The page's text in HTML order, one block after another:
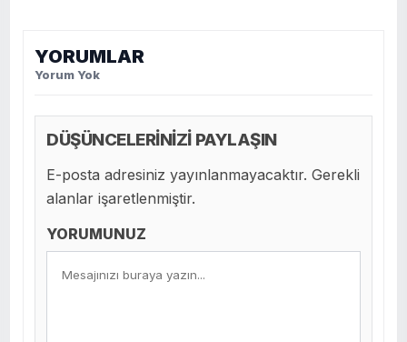
YORUMLAR
Yorum Yok
DÜŞÜNCELERİNİZİ PAYLAŞIN
E-posta adresiniz yayınlanmayacaktır. Gerekli
alanlar işaretlenmiştir.
YORUMUNUZ